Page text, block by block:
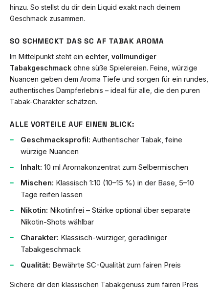
hinzu. So stellst du dir dein Liquid exakt nach deinem
Geschmack zusammen.
SO SCHMECKT DAS SC AF TABAK AROMA
Im Mittelpunkt steht ein echter, vollmundiger
Tabakgeschmack ohne süße Spielereien. Feine, würzige
Nuancen geben dem Aroma Tiefe und sorgen für ein rundes,
authentisches Dampferlebnis – ideal für alle, die den puren
Tabak-Charakter schätzen.
ALLE VORTEILE AUF EINEN BLICK:
Geschmacksprofil: Authentischer Tabak, feine
würzige Nuancen
Inhalt: 10 ml Aromakonzentrat zum Selbermischen
Mischen: Klassisch 1:10 (10–15 %) in der Base, 5–10
Tage reifen lassen
Nikotin: Nikotinfrei – Stärke optional über separate
Nikotin-Shots wählbar
Charakter: Klassisch-würziger, geradliniger
Tabakgeschmack
Qualität: Bewährte SC-Qualität zum fairen Preis
Sichere dir den klassischen Tabakgenuss zum fairen Preis